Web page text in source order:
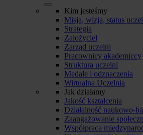
Kim jesteśmy
Misja, wizja, status
Strategia
Założyciel
Zarząd uczelni
Pracownicy akademiccy
Struktura uczelni
Medale i odznaczenia
Wirtualna Uczelnia
Jak działamy
Jakość kształcenia
Działalność naukowo-
Zaangażowanie
Współpraca